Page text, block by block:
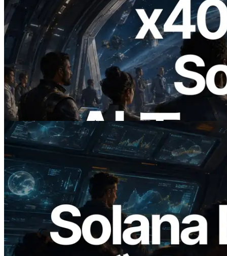
2026.07.04
ERPC、x402 決済対応の Solana RPC を
公開 — AI エージェントが必要な API
にその場で支払う時代の幕開け
この記事を読む
2026.05.24